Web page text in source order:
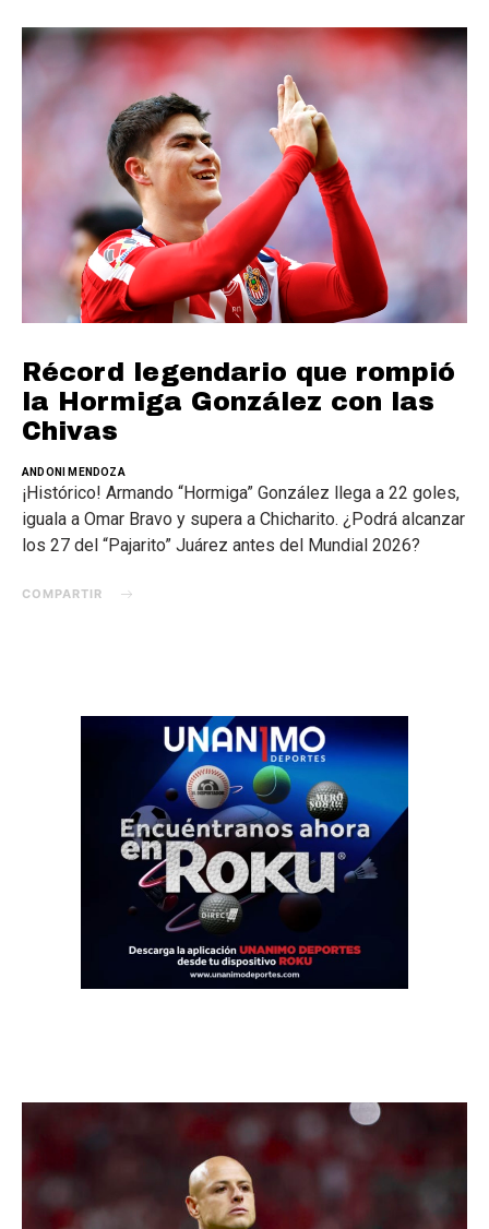
Récord legendario que rompió
la Hormiga González con las
Chivas
ANDONI MENDOZA
¡Histórico! Armando “Hormiga” González llega a 22 goles,
iguala a Omar Bravo y supera a Chicharito. ¿Podrá alcanzar
los 27 del “Pajarito” Juárez antes del Mundial 2026?
COMPARTIR